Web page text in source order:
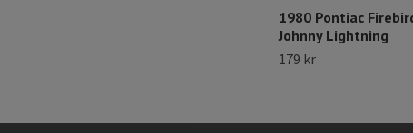
1980 Pontiac
Johnny Lightning
179 kr